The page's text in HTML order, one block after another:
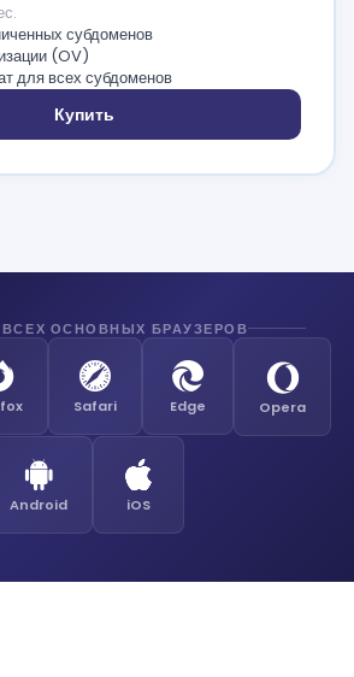
субдоменов
(OV)
для всех субдоменов
Купить
ОСНОВНЫХ БРАУЗЕРОВ
Safari Edge Opera
Android iOS